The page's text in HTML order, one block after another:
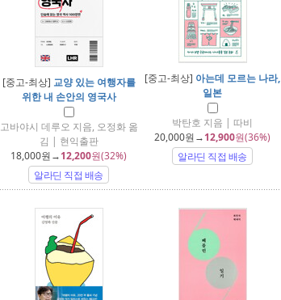
[중고-최상] 교양 있는 여행자를
위한 내 손안의 영국사
고바야시 데루오 지음, 오정화 옮
김 | 현익출판
18,000원→12,200원(32%)
알라딘 직접 배송
[중고-최상] 아는데 모르는 나라,
일본
박탄호 지음 | 따비
20,000원→12,900원(36%)
알라딘 직접 배송